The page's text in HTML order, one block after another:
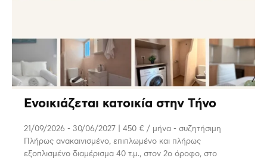
Ενοικιάζεται κατοικία στην Τήνο
21/09/2026 - 30/06/2027 | 450 € / μήνα - συζητήσιμη
Πλήρως ανακαινισμένο, επιπλωμένο και πλήρως
εξοπλισμένο διαμέρισμα 40 τ.μ., στον 2ο όροφο, στο